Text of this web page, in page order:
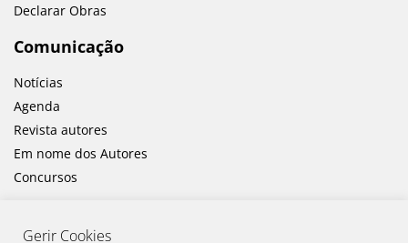
Declarar Obras
Comunicação
Notícias
Agenda
Revista autores
Em nome dos Autores
Concursos
Gerir Cookies